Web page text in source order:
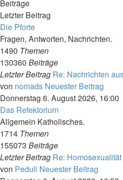
Beiträge
Letzter Beitrag
Die Pforte
Fragen, Antworten, Nachrichten.
1490 Themen
130360 Beiträge
Letzter Beitrag Re: Nachrichten
von nomads Neuester Beitrag
Donnerstag 6. August 2026, 16:00
Das Refektorium
Allgemein Katholisches.
1714 Themen
155073 Beiträge
Letzter Beitrag Re:
von Peduli Neuester Beitrag